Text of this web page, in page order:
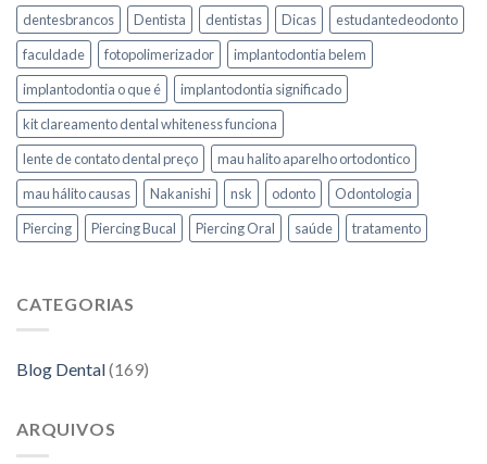
dentesbrancos
Dentista dentistas Dicas
estudantedeodonto
faculdade
fotopolimerizador
implantodontia belem
implantodontia o que é
implantodontia significado
kit clareamento dental whiteness funciona
lente de contato dental preço
mau halito aparelho ortodontico
mau hálito causas
Nakanishi nsk odonto
Odontologia
Piercing
Piercing Bucal Piercing Oral saúde tratamento
CATEGORIAS
Blog Dental(169)
ARQUIVOS